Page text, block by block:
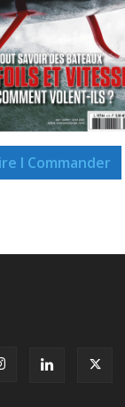
I Commander